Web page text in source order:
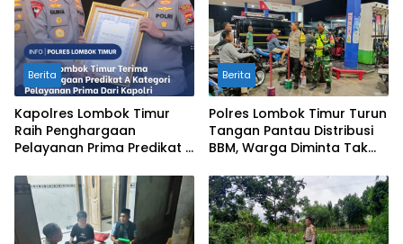
Prima Kapolri
Berita
Kapolres Lombok Timur
Raih Penghargaan
Pelayanan Prima Predikat A
Berita
Polres Lombok Timur Turun
Tangan Pantau Distribusi
BBM, Warga Diminta Tak